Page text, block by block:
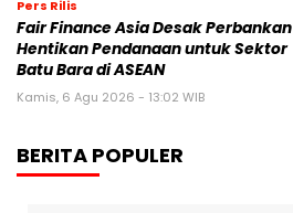
Pers Rilis
Fair Finance Asia Desak Perbankan
Hentikan Pendanaan untuk Sektor
Batu Bara di ASEAN
Kamis, 6 Agu 2026 - 13:02 WIB
BERITA POPULER